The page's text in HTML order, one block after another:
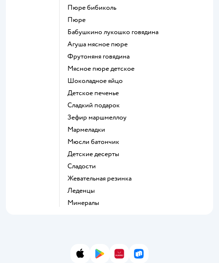
пюре бибиколь
пюре
бабушкино лукошко говядина
агуша мясное пюре
фрутоняня говядина
мясное пюре детское
шоколадное яйцо
детское печенье
сладкий подарок
зефир маршмеллоу
мармеладки
мюсли батончик
детские десерты
сладости
жевательная резинка
леденцы
Минералы
App StoreGoogle Play
AppGallery
RuStore